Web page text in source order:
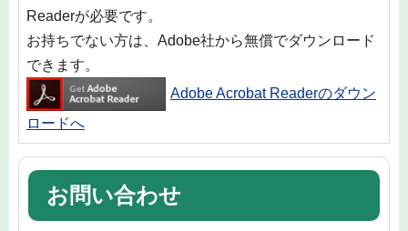
Readerが必要です。
お持ちでない方は、Adobe社から無償でダウンロード
できます。
Adobe Acrobat Readerのダウン
ロードへ
お問い合わせ